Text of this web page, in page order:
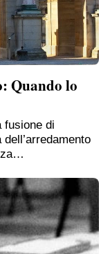
Quando lo
fusione di